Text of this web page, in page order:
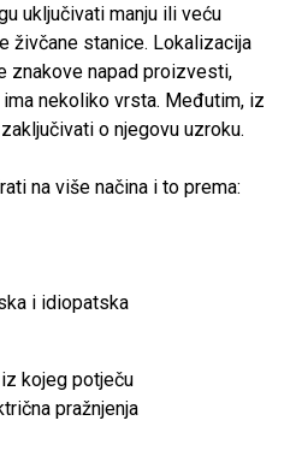
uključivati manju ili veću
živčane stanice. Lokalizacija
znakove napad proizvesti,
nekoliko vrsta. Međutim, iz
o njegovu uzroku.
na više načina i to prema:
i idiopatska
kojeg potječu
pražnjenja